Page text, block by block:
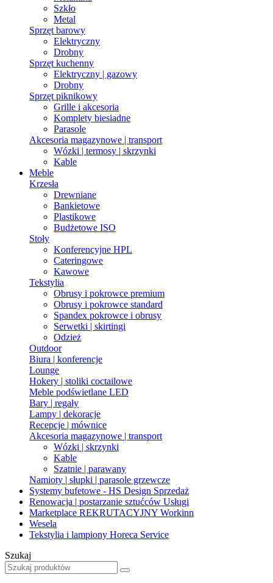
Szkło
Metal
Sprzęt barowy
Elektryczny
Drobny
Sprzęt kuchenny
Elektryczny | gazowy
Drobny
Sprzęt piknikowy
Grille i akcesoria
Komplety biesiadne
Parasole
Akcesoria magazynowe | transport
Wózki | termosy | skrzynki
Kable
Meble
Krzesła
Drewniane
Bankietowe
Plastikowe
Budżetowe ISO
Stoły
Konferencyjne HPL
Cateringowe
Kawowe
Tekstylia
Obrusy i pokrowce premium
Obrusy i pokrowce standard
Spandex pokrowce i obrusy
Serwetki | skirtingi
Odzież
Outdoor
Biura | konferencje
Lounge
Hokery | stoliki coctailowe
Meble podświetlane LED
Bary | regały
Lampy | dekoracje
Recepcje | mównice
Akcesoria magazynowe | transport
Wózki | skrzynki
Kable
Szatnie | parawany
Namioty | słupki | parasole grzewcze
Systemy bufetowe - HS Design Sprzedaż
Renowacja | postarzanie sztućców Usługi
Marketplace REKRUTACYJNY Workinn
Wesela
Tekstylia i lampiony Horeca Service
Szukaj